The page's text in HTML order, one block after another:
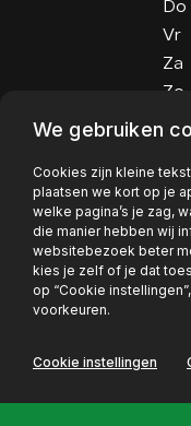
Do
Vr
Za
Zo
EMAIL FACEBOOK
PRIVACY POLICY
We gebruiken
Cookies zijn kleine
plaatsen we kort op je
welke pagina’s je zag,
die manier hebben wij
websitebezoek beter
kies je zelf of je dat
op “Cookie
voorkeuren.
Cookie instellingen